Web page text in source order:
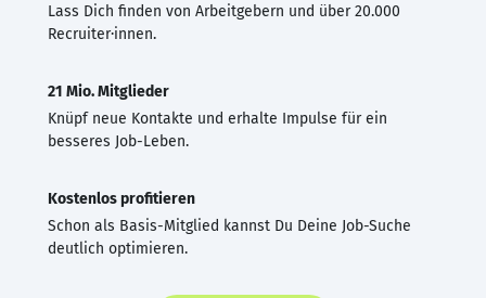
Lass Dich finden von Arbeitgebern und über 20.000
Recruiter·innen.
21 Mio. Mitglieder
Knüpf neue Kontakte und erhalte Impulse für ein
besseres Job-Leben.
Kostenlos profitieren
Schon als Basis-Mitglied kannst Du Deine Job-Suche
deutlich optimieren.